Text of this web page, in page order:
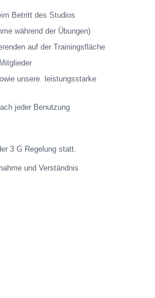
Betritt des Studios
während der Übungen)
auf der Trainingsfläche
unsere leistungsstarke
jeder Benutzung
3 G Regelung statt.
und Verständnis